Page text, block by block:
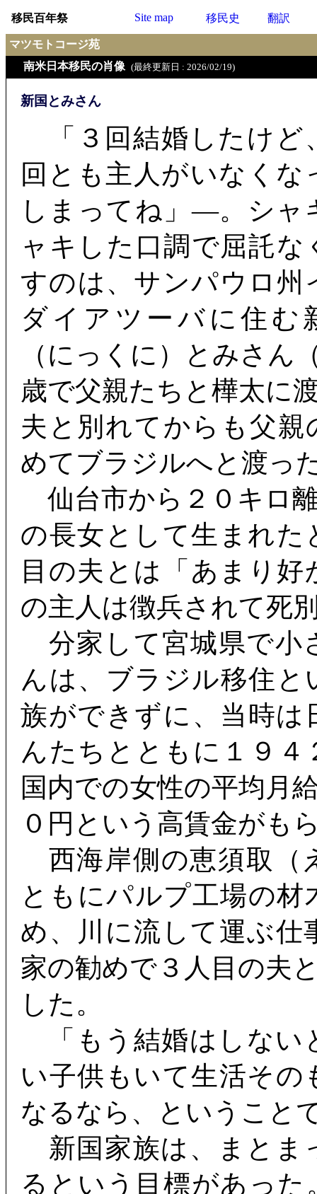
移民百年祭 Site map 移民史 翻訳
マツモトコージ苑
南米日本移民の肖像 (最終更新日 : 2026/02/19)
新国とみさん
「３回結婚したけど
回とも主人がいなくな
しまってね」―。シャ
ャキした口調で屈託な
すのは、サンパウロ州
ダイアツーバに住む
（にっくに）とみさん
歳で父親たちと樺太に
夫と別れてからも父
めてブラジルへと渡っ
仙台市から２０キロ
の長女として生まれた
目の夫とは「あまり
の主人は徴兵されて死
分家して宮城県で小
んは、ブラジル移住
族ができずに、当時は
んたちとともに１９
国内での女性の平均月
０円という高賃金がも
西海岸側の恵須取（
ともにパルプ工場の
め、川に流して運ぶ仕
家の勧めで３人目の夫
した。
「もう結婚はしない
い子供もいて生活そ
なるなら、ということ
新国家族は、まとま
るという目標があっ